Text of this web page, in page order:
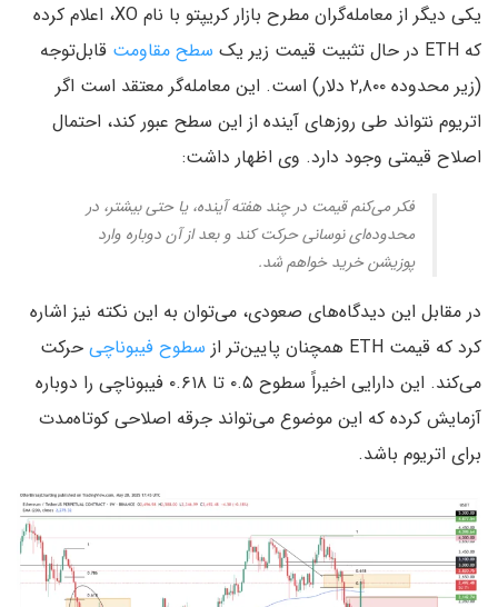
یکی دیگر از معامله‌گران مطرح بازار کریپتو با نام XO، اعلام کرده
که ETH در حال تثبیت قیمت زیر یک
سطح مقاومت قابل‌توجه
(زیر محدوده ۲,۸۰۰ دلار) است. این معامله‌گر معتقد است اگر
اتریوم نتواند طی روزهای آینده از این سطح عبور کند، احتمال
اصلاح قیمتی وجود دارد. وی اظهار داشت:
فکر می‌کنم قیمت در چند هفته آینده، یا حتی بیشتر، در
محدوده‌ای نوسانی حرکت کند و بعد از آن دوباره وارد
پوزیشن خرید خواهم شد.
در مقابل این دیدگاه‌های صعودی، می‌توان به این نکته نیز اشاره
کرد که قیمت ETH همچنان پایین‌تر از
سطوح فیبوناچی حرکت
می‌کند. این دارایی اخیراً سطوح ۰.۵ تا ۰.۶۱۸ فیبوناچی را دوباره
آزمایش کرده که این موضوع می‌تواند جرقه اصلاحی کوتاه‌مدت
برای اتریوم باشد.